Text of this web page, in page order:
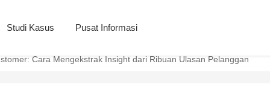
Studi Kasus Pusat Informasi
Cara Mengekstrak Insight dari Ribuan Ulasan Pelanggan